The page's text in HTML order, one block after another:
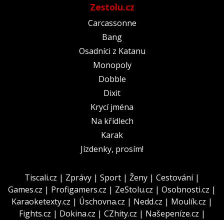
Zestolu.cz
Carcassonne
Bang
Osadníci z Katanu
Monopoly
Dobble
Dixit
Krycí jména
Na křídlech
Karak
Jízdenky, prosím!
Tiscali.cz | Zprávy | Sport | Ženy | Cestování|
Games.cz | Profigamers.cz | ZeStolu.cz | Osobnosti.cz |
Karaoketexty.cz | Úschovna.cz | Nedd.cz | Moulík.cz |
Fights.cz | Dokina.cz | CZhity.cz | Našepeníze.cz |